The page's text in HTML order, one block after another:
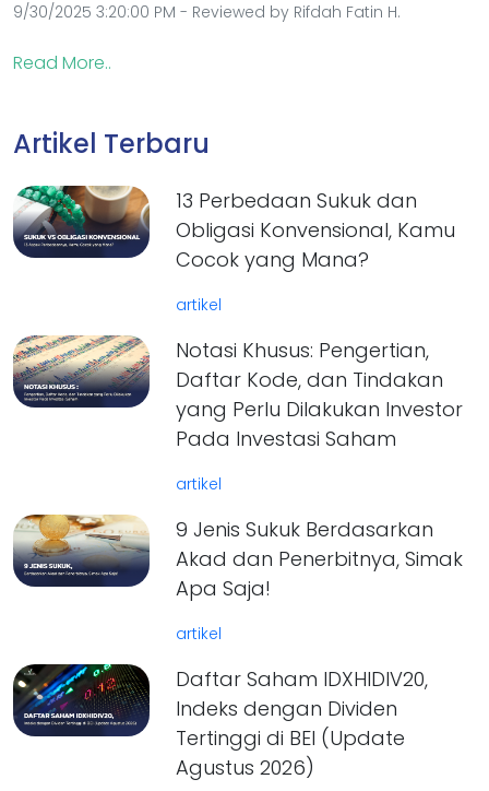
9/30/2025 3:20:00 PM - Reviewed by Rifdah Fatin H.
Read More..
Artikel Terbaru
13 Perbedaan Sukuk dan
Obligasi Konvensional, Kamu
Cocok yang Mana?
artikel
Notasi Khusus: Pengertian,
Daftar Kode, dan Tindakan
yang Perlu Dilakukan Investor
Pada Investasi Saham
artikel
9 Jenis Sukuk Berdasarkan
Akad dan Penerbitnya, Simak
Apa Saja!
artikel
Daftar Saham IDXHIDIV20,
Indeks dengan Dividen
Tertinggi di BEI (Update
Agustus 2026)